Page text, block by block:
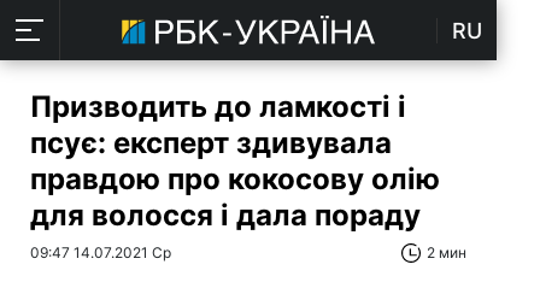
RU
Призводить до ламкості і
псує: експерт здивувала
правдою про кокосову олію
для волосся і дала пораду
09:47 14.07.2021 Ср 2 мин